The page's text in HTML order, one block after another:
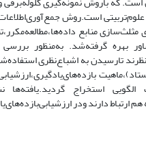
‌است.روش‌
منابع
بهره
تارسیدن به ‌اشباع‌نظری
ارتباط دارند ودر